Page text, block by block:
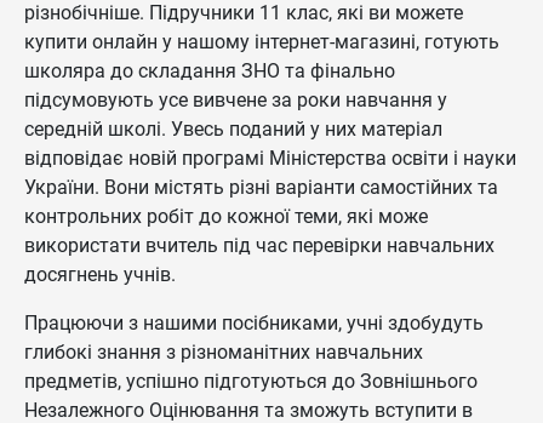
різнобічніше. Підручники 11 клас, які ви можете
купити онлайн у нашому інтернет-магазині, готують
школяра до складання ЗНО та фінально
підсумовують усе вивчене за роки навчання у
середній школі. Увесь поданий у них матеріал
відповідає новій програмі Міністерства освіти і науки
України. Вони містять різні варіанти самостійних та
контрольних робіт до кожної теми, які може
використати вчитель під час перевірки навчальних
досягнень учнів.
Працюючи з нашими посібниками, учні здобудуть
глибокі знання з різноманітних навчальних
предметів, успішно підготуються до Зовнішнього
Незалежного Оцінювання та зможуть вступити в